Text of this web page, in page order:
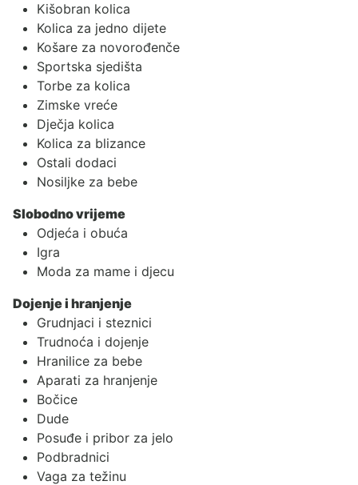
Kišobran kolica
Kolica za jedno dijete
Košare za novorođenče
Sportska sjedišta
Torbe za kolica
Zimske vreće
Dječja kolica
Kolica za blizance
Ostali dodaci
Nosiljke za bebe
Slobodno vrijeme
Odjeća i obuća
Igra
Moda za mame i djecu
Dojenje i hranjenje
Grudnjaci i steznici
Trudnoća i dojenje
Hranilice za bebe
Aparati za hranjenje
Bočice
Dude
Posuđe i pribor za jelo
Podbradnici
Vaga za težinu